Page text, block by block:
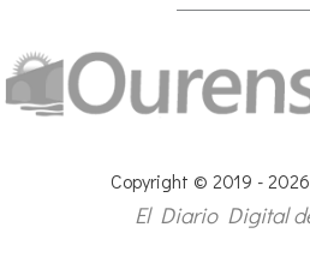
Copyright © 2019 -
El Diario Digital